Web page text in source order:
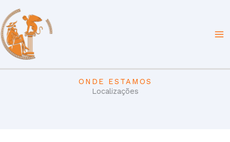
to
content
ONDE ESTAMOS
Localizações